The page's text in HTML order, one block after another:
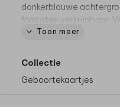
donkerblauwe
formaten verkrijgbaar.
graag!Toon meer
Collectie
Geboortekaartjes